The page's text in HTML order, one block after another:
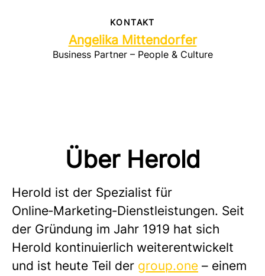
KONTAKT
Angelika Mittendorfer
Business Partner – People & Culture
Über Herold
Herold ist der Spezialist für
Online‑Marketing‑Dienstleistungen. Seit
der Gründung im Jahr 1919 hat sich
Herold kontinuierlich weiterentwickelt
und ist heute Teil der group.one – einem